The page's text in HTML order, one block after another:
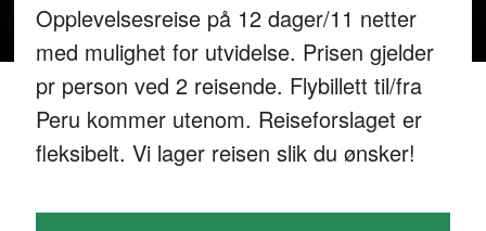
Opplevelsesreise på 12 dager/11 netter
med mulighet for utvidelse. Prisen gjelder
pr person ved 2 reisende. Flybillett til/fra
Peru kommer utenom. Reiseforslaget er
fleksibelt. Vi lager reisen slik du ønsker!